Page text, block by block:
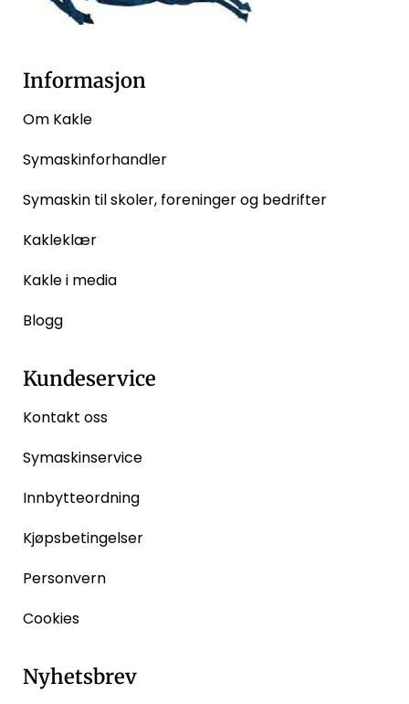
Informasjon
Om Kakle
Symaskinforhandler
Symaskin til skoler, foreninger og bedrifter
Kakleklær
Kakle i media
Blogg
Kundeservice
Kontakt oss
Symaskinservice
Innbytteordning
Kjøpsbetingelser
Personvern
Cookies
Nyhetsbrev